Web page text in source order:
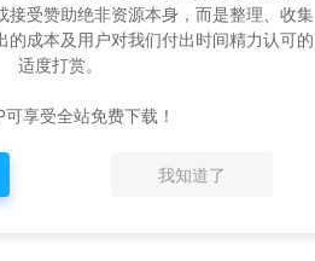
接受赞助绝非资源本身，而是整理、收集
的成本及用户对我们付出时间精力认可的
适度打赏。
可享受全站免费下载！
我知道了